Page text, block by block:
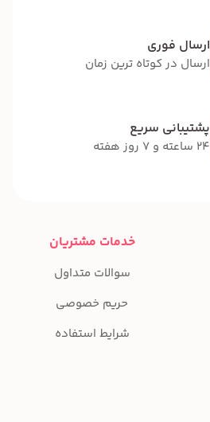
ارسال فوری
ارسال در کوتاه ترین زمان
پشتیبانی سریع
24 ساعته و 7 روز هفته
خدمات مشتریان
سوالات متداول
حریم خصوصی
شرایط استفاده